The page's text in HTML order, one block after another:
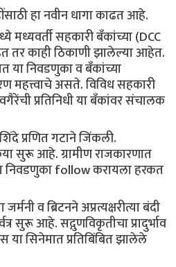
हा नवीन धागा काढत आहे.
मध्यवर्ती सहकारी बँकांच्या (DCC
काही ठिकाणी झालेल्या आहेत.
या निवडणुका व बँकांच्या
महत्त्वाचे असते. विविध सहकारी
प्रतिनिधी या बँकांवर संचालक
प्रणित गटाने जिंकली.
सुरू आहे. ग्रामीण राजकारणात
निवडणुका follow करायला हरकत
व ब्रिटनने अप्रत्यक्षरीत्या बंदी
सुरू आहे. सद्गुणविकृतीचा प्रादुर्भाव
या सिनेमात प्रतिबिंबित झालेले